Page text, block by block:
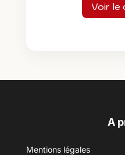
Voir le
A
Mentions légales